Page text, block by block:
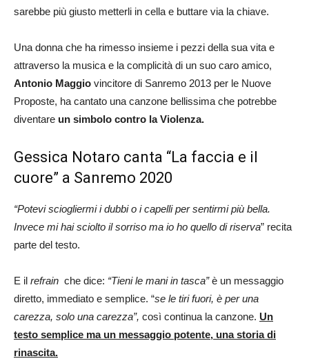
sarebbe più giusto metterli in cella e buttare via la chiave.
Una donna che ha rimesso insieme i pezzi della sua vita e
attraverso la musica e la complicità di un suo caro amico,
Antonio Maggio vincitore di Sanremo 2013 per le Nuove
Proposte, ha cantato una canzone bellissima che potrebbe
diventare un simbolo contro la Violenza.
Gessica Notaro canta “La faccia e il
cuore” a Sanremo 2020
“Potevi sciogliermi i dubbi o i capelli per sentirmi più bella.
Invece mi hai sciolto il sorriso ma io ho quello di riserva” recita
parte del testo.
E il refrain che dice: “Tieni le mani in tasca”è un messaggio
diretto, immediato e semplice. “se le tiri fuori, è per una
carezza, solo una carezza”, così continua la canzone. Un
testo semplice ma un messaggio potente, una storia di
rinascita.